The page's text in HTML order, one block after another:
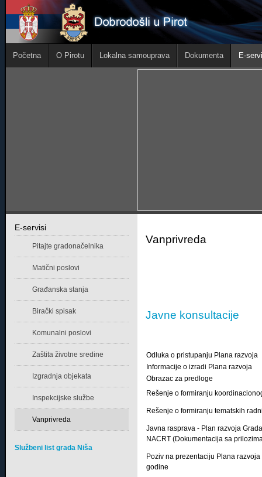
Početna O Pirotu Lokalna samouprava Dokumenta E-
Vanprivreda
Javne konsultacije
Odluka o pristupanju Plana razvoja
Informacije o izradi Plana razvoja
Obrazac za predloge
Rešenje o formiranju
Rešenje o formiranju tematskih
Javna rasprava - Plan razvoja
NACRT (Dokumentacija sa
Poziv na prezentaciju Plana
godine
Е-servisi
Pitajte gradonačelnika
Matični poslovi
Građanska stanja
Birački spisak
Komunalni poslovi
Zaštita životne sredine
Izgradnja objekata
Inspekcijske službe
Vanprivreda
Službeni list grada Niša